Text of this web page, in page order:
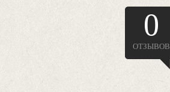
0
ОТЗЫВОВ